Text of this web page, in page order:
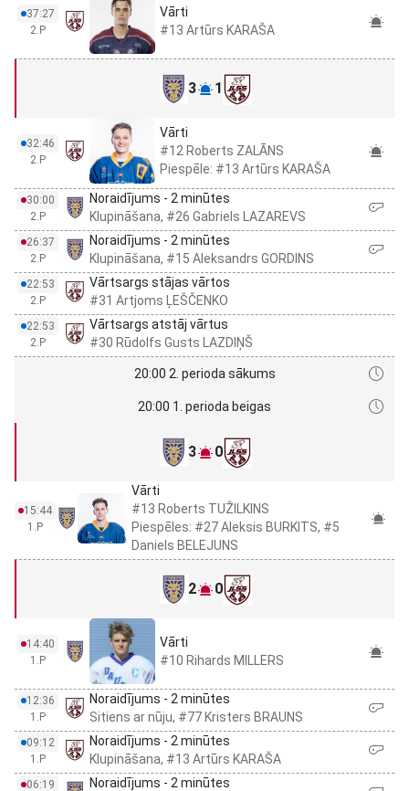
37:27
2.P
Vārti
#13 Artūrs KARAŠA
3 1
32:46
2.P
Vārti
#12 Roberts ZALĀNS
Piespēle: #13 Artūrs KARAŠA
30:00
2.P
Noraidījums - 2 minūtes
Klupināšana, #26 Gabriels LAZAREVS
26:37
2.P
Noraidījums - 2 minūtes
Klupināšana, #15 Aleksandrs GORDINS
22:53
2.P
Vārtsargs stājas vārtos
#31 Artjoms ĻEŠČENKO
22:53
2.P
Vārtsargs atstāj vārtus
#30 Rūdolfs Gusts LAZDIŅŠ
20:00 2. perioda sākums
20:00 1. perioda beigas
3 0
15:44
1.P
Vārti
#13 Roberts TUŽILKINS
Piespēles: #27 Aleksis BURKITS, #5
Daniels BELEJUNS
2 0
14:40
1.P
Vārti
#10 Rihards MILLERS
12:36
1.P
Noraidījums - 2 minūtes
Sitiens ar nūju, #77 Kristers BRAUNS
09:12
1.P
Noraidījums - 2 minūtes
Klupināšana, #13 Artūrs KARAŠA
06:19 Noraidījums - 2 minūtes